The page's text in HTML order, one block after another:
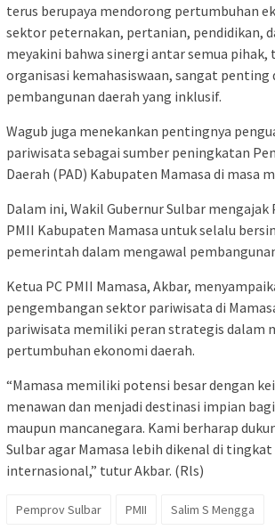
terus berupaya mendorong pertumbuhan
sektor peternakan, pertanian, pendidikan,
meyakini bahwa sinergi antar semua pihak,
organisasi kemahasiswaan, sangat penting
pembangunan daerah yang inklusif.
Wagub juga menekankan pentingnya
pariwisata sebagai sumber peningkatan
Daerah (PAD) Kabupaten Mamasa di masa
Dalam ini, Wakil Gubernur Sulbar mengajak
PMII Kabupaten Mamasa untuk selalu
pemerintah dalam mengawal
Ketua PC PMII Mamasa, Akbar,
pengembangan sektor pariwisata di
pariwisata memiliki peran strategis dalam
pertumbuhan ekonomi daerah.
“Mamasa memiliki potensi besar dengan
menawan dan menjadi destinasi impian
maupun mancanegara. Kami berharap
Sulbar agar Mamasa lebih dikenal di
internasional,” tutur Akbar. (Rls)
Pemprov Sulbar PMII Salim S Mengga